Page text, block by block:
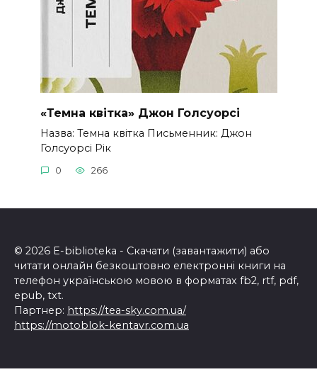
«Темна квітка» Джон Голсуорсі
Назва: Темна квітка Письменник: Джон
Голсуорсі Рік
0 266
© 2026 E-biblioteka - Скачати (завантажити) або
читати онлайн безкоштовно електронні книги на
телефон українською мовою в форматах fb2, rtf, pdf,
epub, txt.
Партнер: https://tea-sky.com.ua/
https://motoblok-kentavr.com.ua